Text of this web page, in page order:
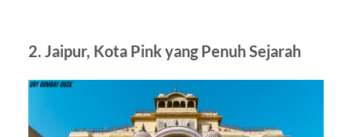
2. Jaipur, Kota Pink yang Penuh Sejarah